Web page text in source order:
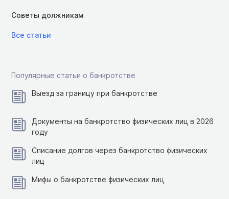
Советы должникам
Все статьи
Популярные статьи о банкротстве
Выезд за границу при банкротстве
Документы на банкротство физических лиц в 2026
году
Списание долгов через банкротство физических
лиц
Мифы о банкротстве физических лиц